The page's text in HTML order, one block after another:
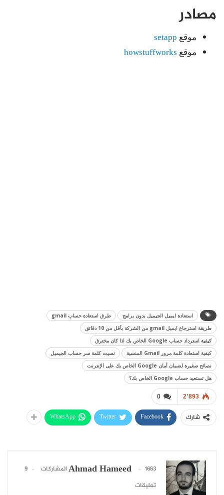
مصادر
موقع setapp
موقع howstuffworks
استعادة ايميل الجيميل بدون برامج
طرق استعادة حساب gmail
طريقة استرجاع ايميل gmail من الشركة بأقل من 10 دقائق
كيفية استرداد حساب Google الخاص بك اذا كان مخترق
كيفية استعادة كلمة مرور Gmail المنسية
نسيت كلمة سر حساب الجيميل
نصائح صغيرة لضمان أمان Google الخاص بك على الإنترنت
هل تستعيد حساب Google الخاص بك؟
0 2٬893
شارك Facebook
Twitter
WhatsApp
Ahmad Hameed 1663 المشاركات
9
تعليقات